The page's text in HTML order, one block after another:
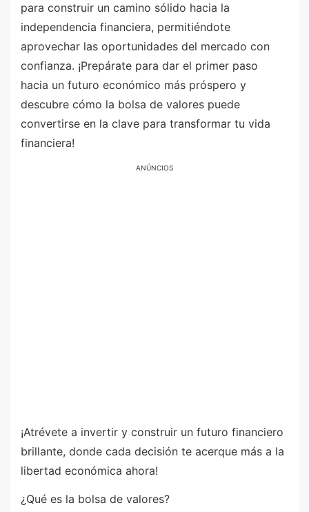
para construir un camino sólido hacia la
independencia financiera, permitiéndote
aprovechar las oportunidades del mercado con
confianza. ¡Prepárate para dar el primer paso
hacia un futuro económico más próspero y
descubre cómo la bolsa de valores puede
convertirse en la clave para transformar tu vida
financiera!
ANÚNCIOS
¡Atrévete a invertir y construir un futuro financiero
brillante, donde cada decisión te acerque más a la
libertad económica ahora!
¿Qué es la bolsa de valores?